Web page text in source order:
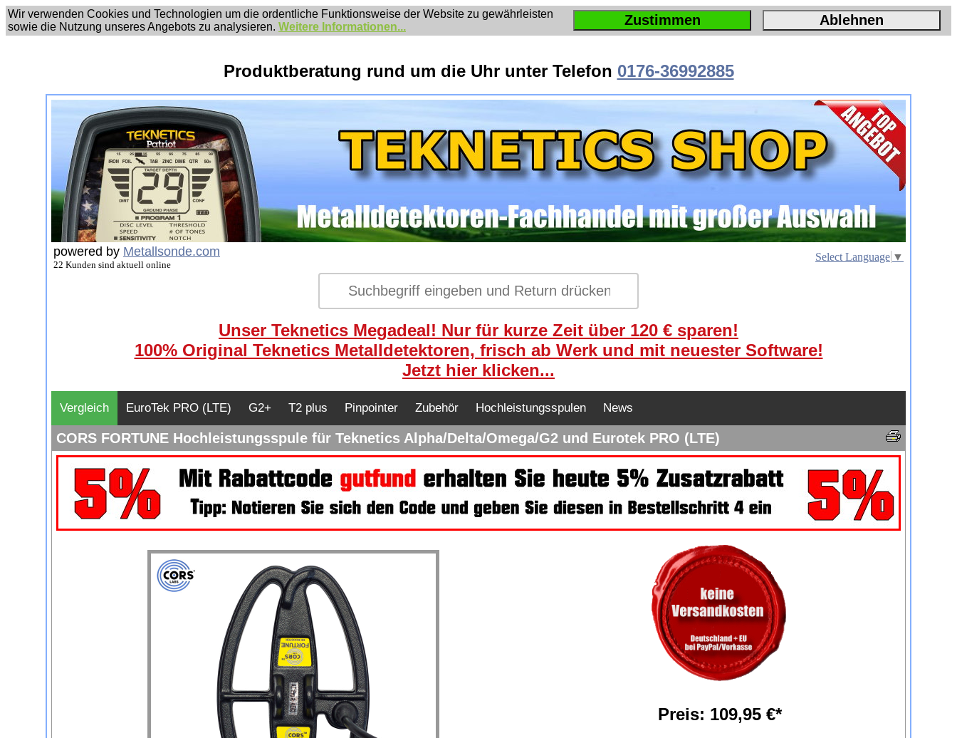
Wir verwenden Cookies und Technologien um die ordentliche Funktionsweise der Website zu gewährleisten
sowie die Nutzung unseres Angebots zu analysieren. Weitere Informationen... Zustimmen Ablehnen
Produktberatung rund um die Uhr unter Telefon 0176-36992885
powered by Metallsonde.com
22 Kunden sind aktuell online
Select Language ▼
Unser Teknetics Megadeal! Nur für kurze Zeit über 120 € sparen!
100% Original Teknetics Metalldetektoren, frisch ab Werk und mit neuester Software!
Jetzt hier klicken...
Vergleich EuroTek PRO (LTE) G2+ T2 plus Pinpointer Zubehör Hochleistungsspulen News
CORS FORTUNE Hochleistungsspule für Teknetics Alpha/Delta/Omega/G2 und Eurotek PRO (LTE)
Preis: 109,95 €*